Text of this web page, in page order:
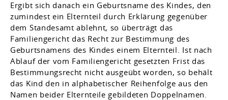
Ergibt sich danach ein Geburtsname des Kindes, den
zumindest ein Elternteil durch Erklärung gegenüber
dem Standesamt ablehnt, so überträgt das
Familiengericht das Recht zur Bestimmung des
Geburtsnamens des Kindes einem Elternteil. Ist nach
Ablauf der vom Familiengericht gesetzten Frist das
Bestimmungsrecht nicht ausgeübt worden, so behält
das Kind den in alphabetischer Reihenfolge aus den
Namen beider Elternteile gebildeten Doppelnamen.